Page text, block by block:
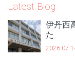
Latest Blog
伊丹西
た